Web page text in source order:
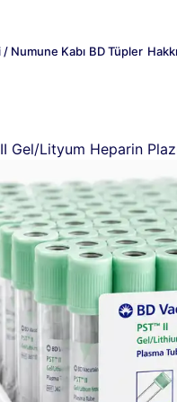
Numune Kabı BD Tüpler
Gel/Lityum Heparin